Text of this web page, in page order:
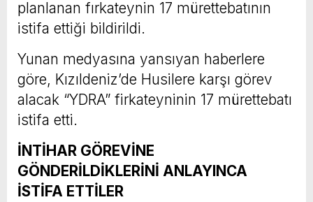
planlanan fırkateynin 17 mürettebatının
istifa ettiği bildirildi.
Yunan medyasına yansıyan haberlere
göre, Kızıldeniz’de Husilere karşı görev
alacak “YDRA” firkateyninin 17 mürettebatı
istifa etti.
İNTİHAR GÖREVİNE
GÖNDERİLDİKLERİNİ ANLAYINCA
İSTİFA ETTİLER